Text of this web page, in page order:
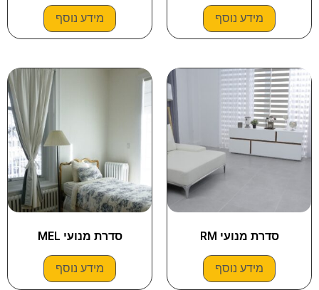
מידע נוסף מידע נוסף
סדרת מנועי RM
מידע נוסף
סדרת מנועי MEL
מידע נוסף